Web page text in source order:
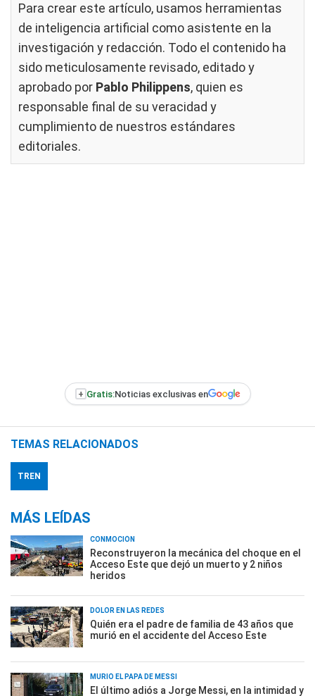
Para crear este artículo, usamos herramientas
de inteligencia artificial como asistente en la
investigación y redacción. Todo el contenido ha
sido meticulosamente revisado, editado y
aprobado por Pablo Philippens, quien es
responsable final de su veracidad y
cumplimiento de nuestros estándares
editoriales.
+ Gratis:Noticias exclusivas en
TEMAS RELACIONADOS
TREN
MÁS LEÍDAS
CONMOCIÓN
Reconstruyeron la mecánica del choque en el
Acceso Este que dejó un muerto y 2 niños
heridos
DOLOR EN LAS REDES
Quién era el padre de familia de 43 años que
murió en el accidente del Acceso Este
MURIÓ EL PAPÁ DE MESSI
El último adiós a Jorge Messi, en la intimidad y